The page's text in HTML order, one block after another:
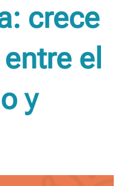
crece
el
y